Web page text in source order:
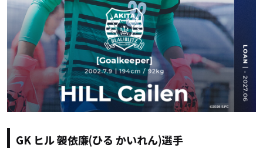
GK ヒル 袈依廉(ひる かいれん)選手